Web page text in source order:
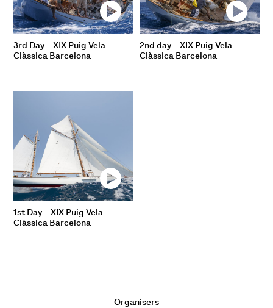
3rd Day – XIX Puig Vela
Clàssica Barcelona
2nd day – XIX Puig Vela
Clàssica Barcelona
1st Day – XIX Puig Vela
Clàssica Barcelona
Organisers